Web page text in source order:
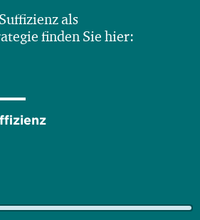
als
finden Sie hier: